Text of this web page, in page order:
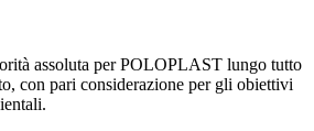
assoluta per POLOPLAST lungo tutto
con pari considerazione per gli obiettivi